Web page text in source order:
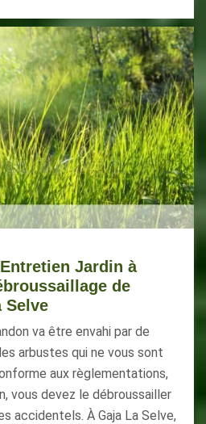
Jardin à
de
Selve
va être envahi par de
arbustes qui ne vous sont
aux règlementations,
vous devez le débroussailler
accidentels. À Gaja La Selve,